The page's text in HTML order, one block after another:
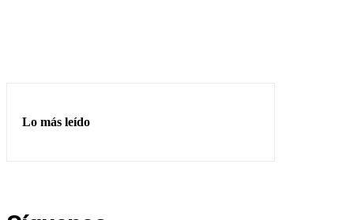
Lo más leído